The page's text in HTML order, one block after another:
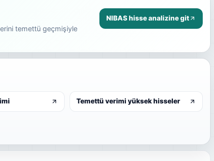
temettü geçmişiyle
NIBAS hisse analizine git
Temettü verimi yüksek hisseler